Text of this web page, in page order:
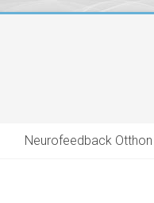
Neurofeedback Otthon